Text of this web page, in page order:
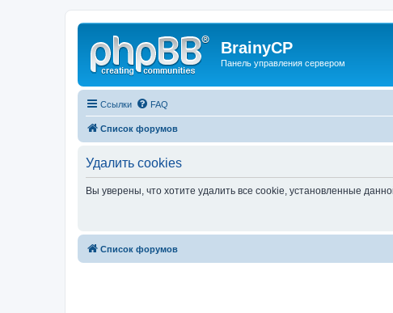
BrainyCP
Панель управления сервером
Ссылки FAQ
Список форумов
Удалить cookies
Вы уверены, что хотите удалить все cookie, установленные
Список форумов